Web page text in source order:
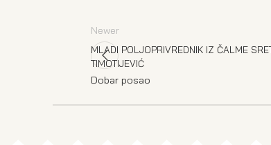
Newer
MLADI POLJOPRIVREDNIK IZ ČALME
TIMOTIJEVIĆ
Dobar posao